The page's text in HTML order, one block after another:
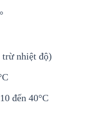
nhiệt độ)
đến 40°C